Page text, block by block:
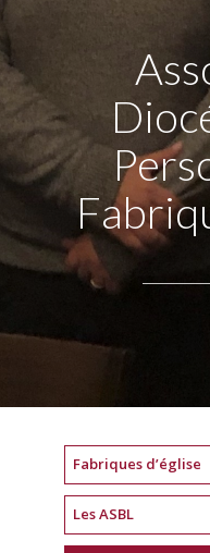
Fabriques d’église
Les ASBL